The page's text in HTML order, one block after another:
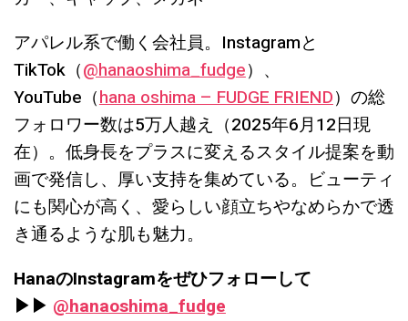
アパレル系で働く会社員。Instagramと
TikTok（@hanaoshima_fudge）、
YouTube（hana oshima – FUDGE FRIEND）の総
フォロワー数は5万人越え（2025年6月12日現
在）。低身長をプラスに変えるスタイル提案を動
画で発信し、厚い支持を集めている。ビューティ
にも関心が高く、愛らしい顔立ちやなめらかで透
き通るような肌も魅力。
HanaのInstagramをぜひフォローして
▶︎▶︎ @hanaoshima_fudge